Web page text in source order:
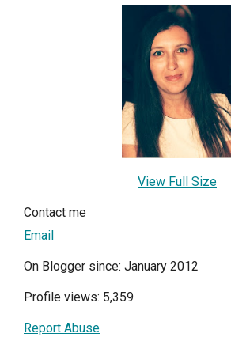
View Full Size
Contact me
Email
On Blogger since: January 2012
Profile views: 5,359
Report Abuse